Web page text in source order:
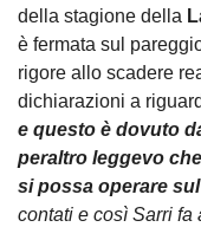
della stagione della
è fermata sul
rigore allo scadere
dichiarazioni a
e questo è dovuto
peraltro leggevo
si possa operare
contati e così Sarri fa